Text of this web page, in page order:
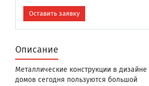
Оставить заявку
Описание
Металлические конструкции в дизайне
домов сегодня пользуются большой